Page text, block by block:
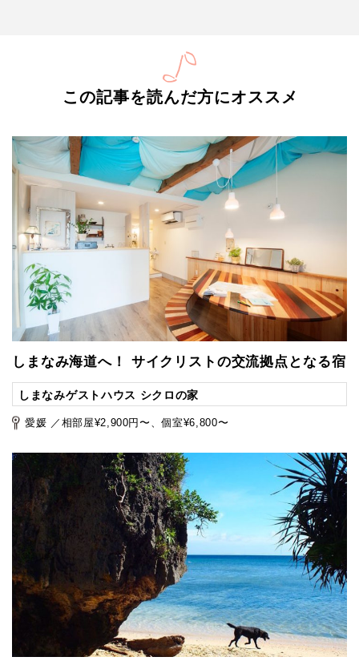
この記事を読んだ方にオススメ
しまなみ海道へ！ サイクリストの交流拠点となる宿
しまなみゲストハウス シクロの家
愛媛 ／相部屋¥2,900円〜、個室¥6,800〜